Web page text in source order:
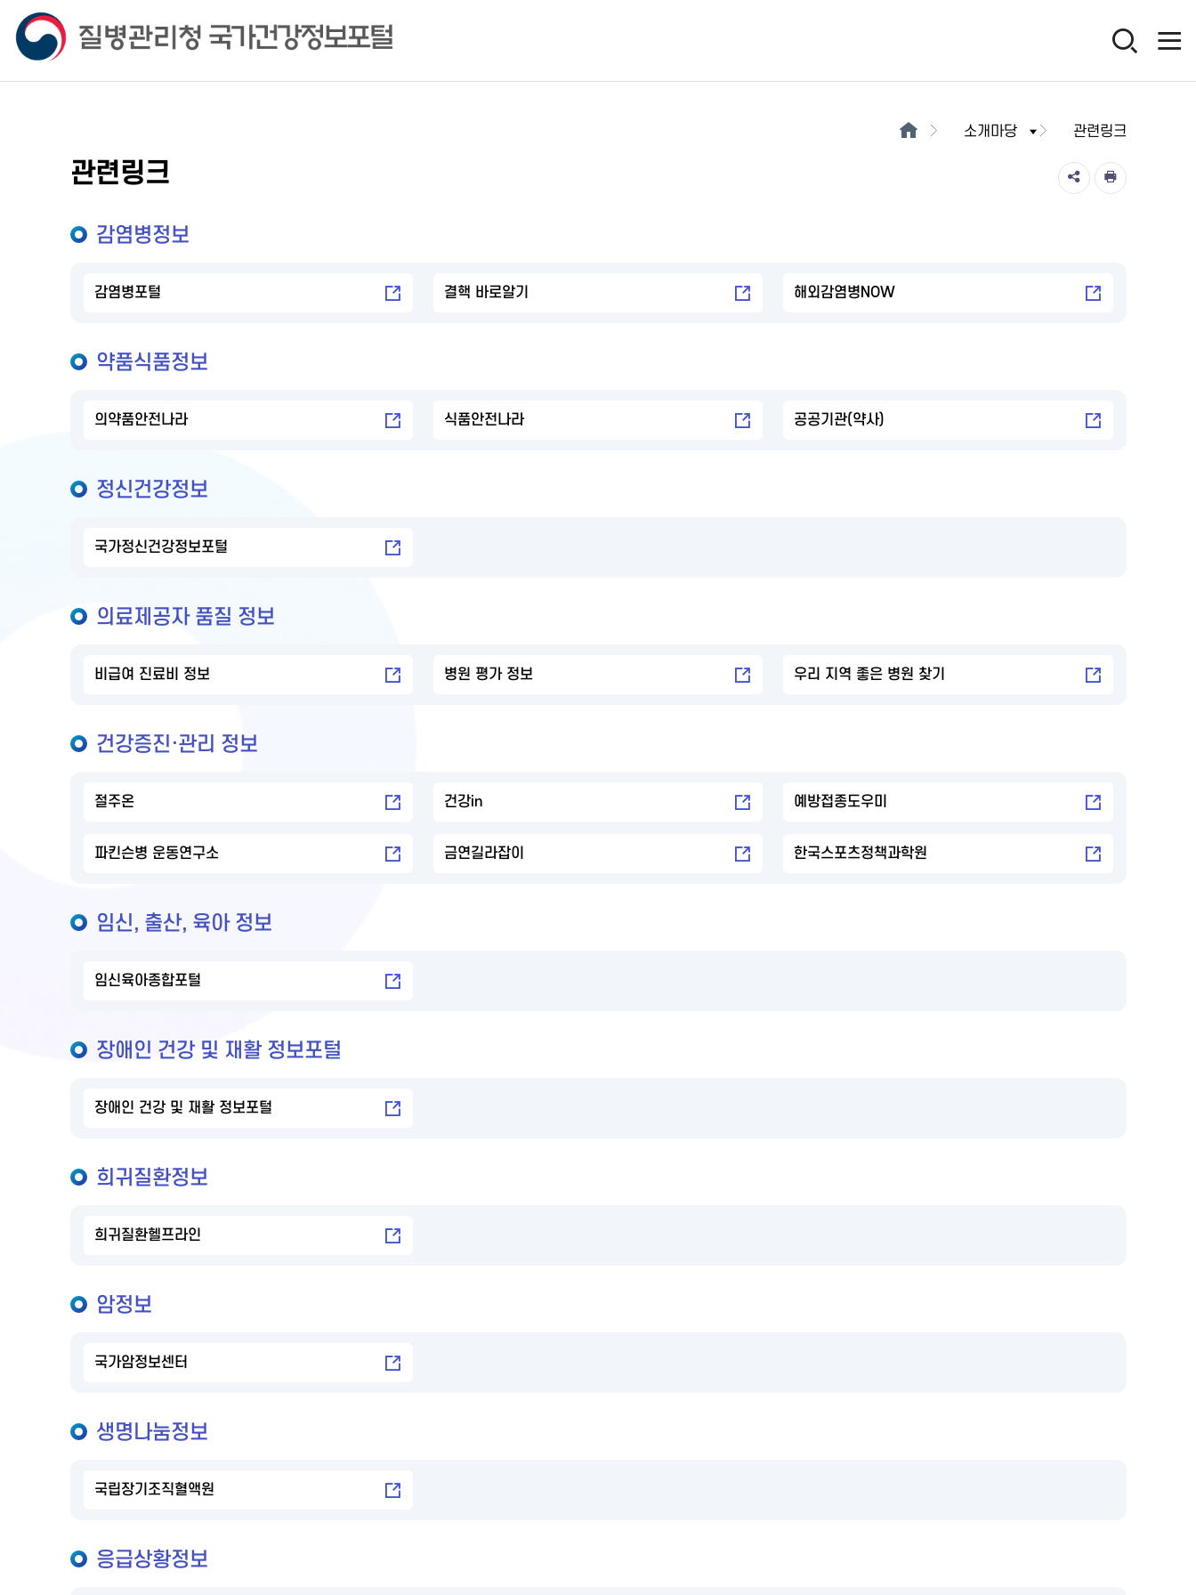
소개마당 관련링크
관련링크
감염병정보
감염병포털 결핵 바로알기 해외감염병NOW
약품식품정보
의약품안전나라 식품안전나라 공공기관(약사)
정신건강정보
국가정신건강정보포털
의료제공자 품질 정보
비급여 진료비 정보 병원 평가 정보 우리 지역 좋은 병원 찾기
건강증진·관리 정보
절주온 건강in 예방접종도우미
파킨슨병 운동연구소 금연길라잡이 한국스포츠정책과학원
임신, 출산, 육아 정보
임신육아종합포털
장애인 건강 및 재활 정보포털
장애인 건강 및 재활 정보포털
희귀질환정보
희귀질환헬프라인
암정보
국가암정보센터
생명나눔정보
국립장기조직혈액원
응급상황정보